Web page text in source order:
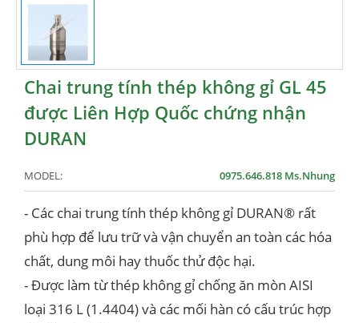
Chai trung tính thép không gỉ GL 45
được Liên Hợp Quốc chứng nhận
DURAN
MODEL: 0975.646.818 Ms.Nhung
- Các chai trung tính thép không gỉ DURAN® rất
phù hợp để lưu trữ và vận chuyển an toàn các hóa
chất, dung môi hay thuốc thử độc hại.
- Được làm từ thép không gỉ chống ăn mòn AISI
loại 316 L (1.4404) và các mối hàn có cấu trúc hợp